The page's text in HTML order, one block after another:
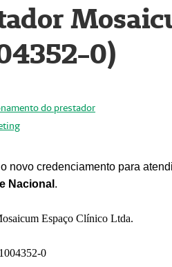
0)
do prestador
o novo credenciamento para
Nacional .
Espaço Clínico Ltda.
0